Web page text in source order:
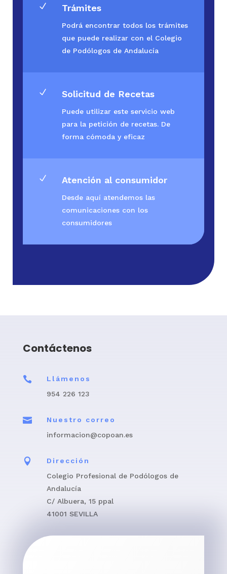
N Trámites
Podrá encontrar todos los trámites
que puede realizar con el Colegio
de Podólogos de Andalucía
N Solicitud de Recetas
Puede utilizar este servicio web
para la petición de recetas. De
forma cómoda y eficaz
N Atención al consumidor
Desde aquí atendemos las
comunicaciones con los
consumidores
Contáctenos

Llámenos
954 226 123

Nuestro correo
informacion@copoan.es

Dirección
Colegio Profesional de Podólogos de
Andalucía
C/ Albuera, 15 ppal
41001 SEVILLA